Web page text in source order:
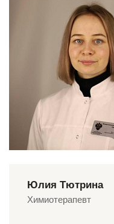
Юлия Тютрина
Химиотерапевт